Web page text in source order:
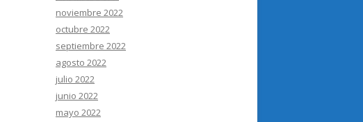
noviembre 2022
octubre 2022
septiembre 2022
agosto 2022
julio 2022
junio 2022
mayo 2022